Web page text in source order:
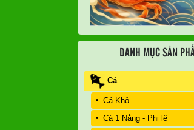
DANH MỤC SẢN
Cá
Cá Khô
Cá 1 Nắng - Phi lê